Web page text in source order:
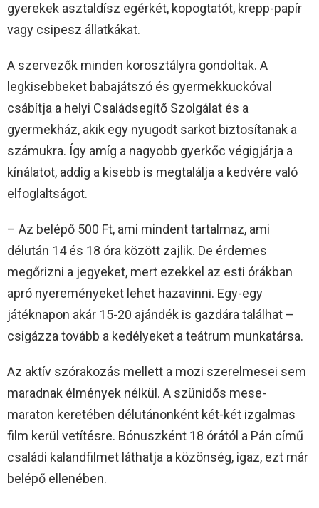
gyerekek asztaldísz egérkét, kopogtatót, krepp-papír
vagy csipesz állatkákat.
A szervezők minden korosztályra gondoltak. A
legkisebbeket babajátszó és gyermekkuckóval
csábítja a helyi Családsegítő Szolgálat és a
gyermekház, akik egy nyugodt sarkot biztosítanak a
számukra. Így amíg a nagyobb gyerkőc végigjárja a
kínálatot, addig a kisebb is megtalálja a kedvére való
elfoglaltságot.
– Az belépő 500 Ft, ami mindent tartalmaz, ami
délután 14 és 18 óra között zajlik. De érdemes
megőrizni a jegyeket, mert ezekkel az esti órákban
apró nyereményeket lehet hazavinni. Egy-egy
játéknapon akár 15-20 ajándék is gazdára találhat –
csigázza tovább a kedélyeket a teátrum munkatársa.
Az aktív szórakozás mellett a mozi szerelmesei sem
maradnak élmények nélkül. A szünidős mese-
maraton keretében délutánonként két-két izgalmas
film kerül vetítésre. Bónuszként 18 órától a Pán című
családi kalandfilmet láthatja a közönség, igaz, ezt már
belépő ellenében.